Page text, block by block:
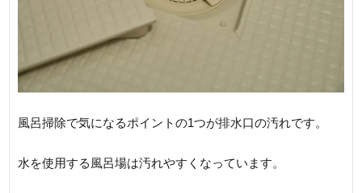
風呂掃除で気になるポイントの1つが排水口の汚れです。
水を使用する風呂場は汚れやすくなっています。